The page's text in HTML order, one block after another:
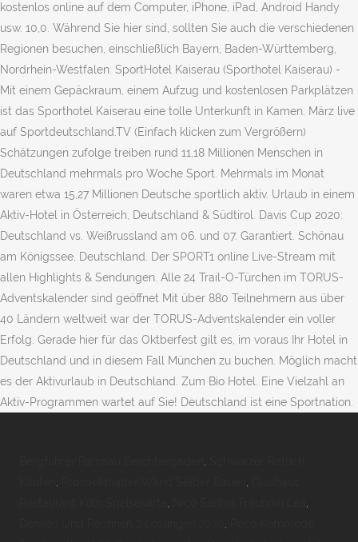
kostenlos online auf dem Computer, iPhone, iPad, Android Handy
usw. 10,0. Während Sie hier sind, sollten Sie auch die verschiedenen
Regionen besuchen, einschließlich Bayern, Baden-Württemberg,
Nordrhein-Westfalen. SportHotel Kaiserau (Sporthotel Kaiserau) -
Mit einem Gepäckraum, einem Aufzug und kostenlosen Parkplätzen
ist das Sporthotel Kaiserau eine tolle Unterkunft in Kamen. März live
auf Sportdeutschland.TV (Einfach klicken zum Vergrößern)
Schätzungen zufolge treiben rund 11,18 Millionen Menschen in
Deutschland mehrmals pro Woche Sport. Mehrmals im Monat
waren etwa 15,27 Millionen Deutsche sportlich aktiv. Urlaub in einem
Aktiv-Hotel in Österreich, Deutschland & Südtirol. Davis Cup 2020:
Deutschland vs. Weißrussland am 06. und 07. Garantiert. Schönau
am Königssee, Deutschland. Der SPORT1 online Live-Stream mit
allen Highlights & Sendungen. Alle 24 Trail-O-Türchen im TORUS-
Advents­kalender sind geöffnet Mit über 880 Teilnehmern aus über
40 Ländern weltweit war der TORUS-Adventskalender ein voller
Erfolg. Gerade hier für das Oktberfest gilt es, im voraus Ihr Hotel in
Deutschland und in diesem Fall München zu buchen. Möglich macht
es der Aktivurlaub in Deutschland. Zum Bio Hotel. Eine Vielzahl an
Aktiv-Programmen wartet auf Sie! Deutschland ist eine Sportnation.